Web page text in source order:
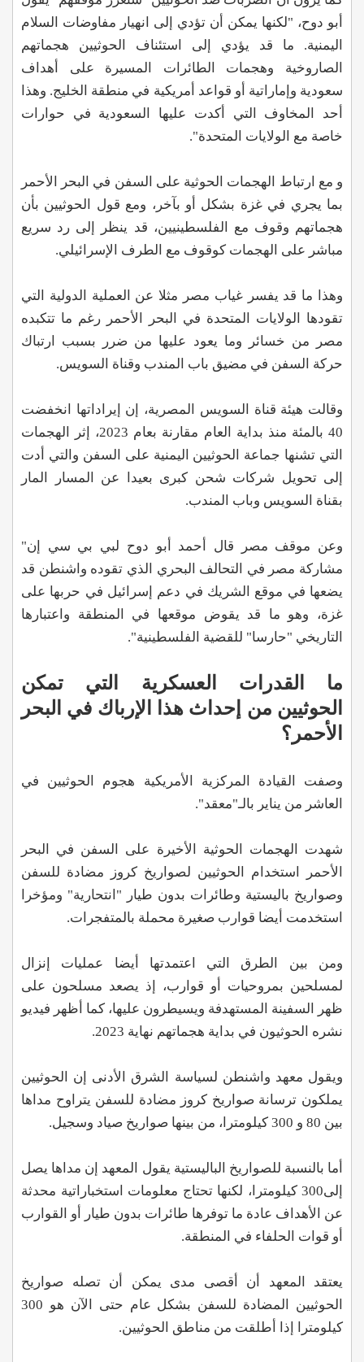
أبو دوح، "لكنها يمكن أن تؤدي إلى انهيار مفاوضات السلام
اليمنية. ما قد يؤدي إلى استئناف الحوثيين هجماتهم
الصاروخية وهجمات الطائرات المسيرة على أهداف
سعودية وإماراتية أو قواعد أمريكية في منطقة الخليج. وهذا
أحد المخاوف التي أكدت عليها السعودية في حوارات
خاصة مع الولايات المتحدة".
و مع ارتباط الهجمات الحوثية على السفن في البحر الأحمر
بما يجري في غزة بشكل أو بآخر، ومع قول الحوثيين بأن
هجماتهم وقوف مع الفلسطينيين، قد ينظر إلى رد سريع
مباشر على الهجمات كوقوف مع الطرف الإسرائيلي.
وهذا ما قد يفسر غياب مصر مثلا عن العملية الدولية التي
تقودها الولايات المتحدة في البحر الأحمر رغم ما تتكبده
مصر من خسائر وما يعود عليها من ضرر بسبب ارتباك
حركة السفن في مضيق باب المندب وقناة السويس.
وقالت هيئة قناة السويس المصرية، إن إيراداتها انخفضت
40 بالمئة منذ بداية العام مقارنة بعام 2023، إثر الهجمات
التي تشنها جماعة الحوثيين اليمنية على السفن والتي أدت
إلى تحويل شركات شحن كبرى بعيدا عن المسار المار
بقناة السويس وباب المندب.
وعن موقف مصر قال أحمد أبو دوح لبي بي سي إن"
مشاركة مصر في التحالف البحري الذي تقوده واشنطن قد
يضعها في موقع الشريك في دعم إسرائيل في حربها على
غزة، وهو ما قد يقوض موقعها في المنطقة واعتبارها
التاريخي "حارسا" للقضية الفلسطينية".
ما القدرات العسكرية التي تمكن
الحوثيين من إحداث هذا الإرباك في البحر
الأحمر؟
وصفت القيادة المركزية الأمريكية هجوم الحوثيين في
العاشر من يناير بالـ"معقد".
شهدت الهجمات الحوثية الأخيرة على السفن في البحر
الأحمر استخدام الحوثيين لصواريخ كروز مضادة للسفن
وصواريخ باليستية وطائرات بدون طيار "انتحارية" ومؤخرا
استخدمت أيضا قوارب صغيرة محملة بالمتفجرات.
ومن بين الطرق التي اعتمدتها أيضا عمليات إنزال
لمسلحين بمروحيات أو قوارب، إذ يصعد مسلحون على
ظهر السفينة المستهدفة ويسيطرون عليها، كما أظهر فيديو
نشره الحوثيون في بداية هجماتهم نهاية 2023.
ويقول معهد واشنطن لسياسة الشرق الأدنى إن الحوثيين
يملكون ترسانة صواريخ كروز مضادة للسفن يتراوح مداها
بين 80 و 300 كيلومترا، من بينها صواريخ صياد وسجيل.
أما بالنسبة للصواريخ الباليستية يقول المعهد إن مداها يصل
إلى300 كيلومترا، لكنها تحتاج معلومات استخباراتية محدثة
عن الأهداف عادة ما توفرها طائرات بدون طيار أو القوارب
أو قوات الحلفاء في المنطقة.
يعتقد المعهد أن أقصى مدى يمكن أن تصله صواريخ
الحوثيين المضادة للسفن بشكل عام حتى الآن هو 300
كيلومترا إذا أطلقت من مناطق الحوثيين.